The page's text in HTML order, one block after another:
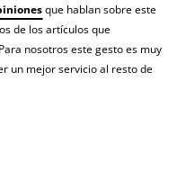
que hablan sobre este
de los artículos que
nosotros este gesto es muy
un mejor servicio al resto de